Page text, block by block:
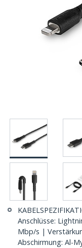
Anschlüsse:
Mbp/s |
Abschirmung: Al-